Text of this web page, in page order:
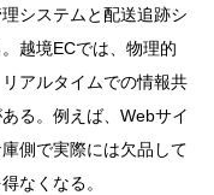
システムと配送追跡シ
越境ECでは、物理的
アルタイムでの情報共
る。例えば、Webサイ
側で実際には欠品して
なくなる。